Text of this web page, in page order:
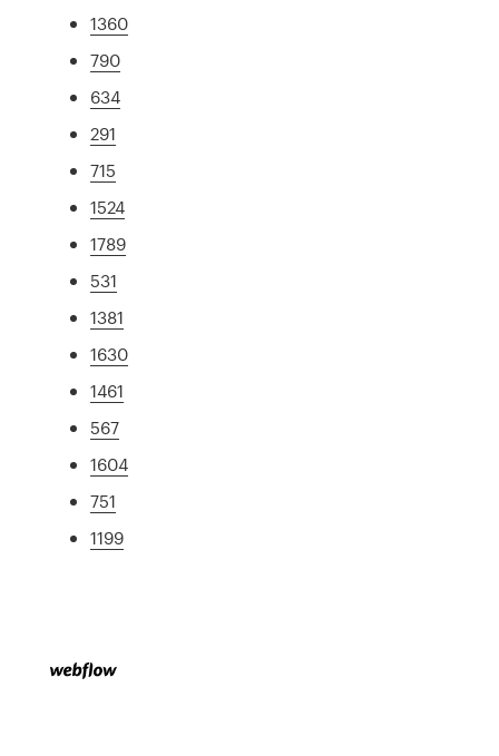
1360
790
634
291
715
1524
1789
531
1381
1630
1461
567
1604
751
1199